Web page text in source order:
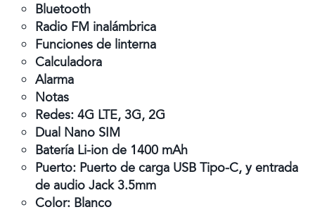
Bluetooth
Radio FM inalámbrica
Funciones de linterna
Calculadora
Alarma
Notas
Redes: 4G LTE, 3G, 2G
Dual Nano SIM
Batería Li-ion de 1400 mAh
Puerto: Puerto de carga USB Tipo-C, y entrada
de audio Jack 3.5mm
Color: Blanco